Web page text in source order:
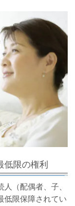
限の権利
（配偶者、子、
低限保障されてい